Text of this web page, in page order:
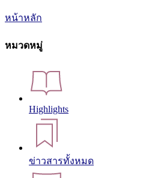
หน้าหลัก
หมวดหมู่
Highlights
ข่าวสารทั้งหมด